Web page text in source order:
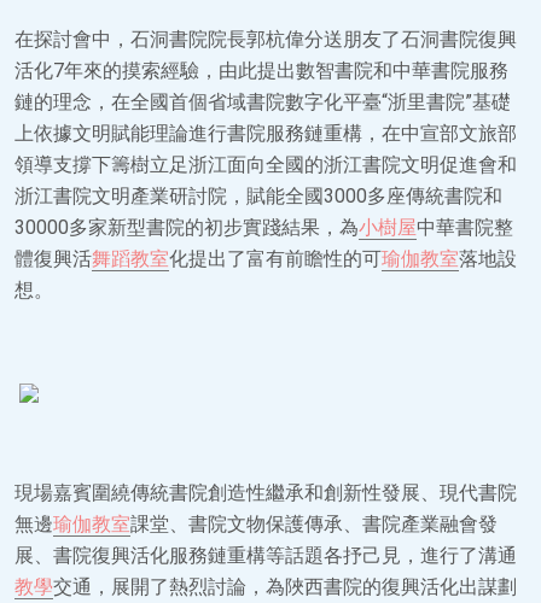
在探討會中，石洞書院院長郭杭偉分送朋友了石洞書院復興
活化7年來的摸索經驗，由此提出數智書院和中華書院服務
鏈的理念，在全國首個省域書院數字化平臺“浙里書院”基礎
上依據文明賦能理論進行書院服務鏈重構，在中宣部文旅部
領導支撐下籌樹立足浙江面向全國的浙江書院文明促進會和
浙江書院文明產業研討院，賦能全國3000多座傳統書院和
30000多家新型書院的初步實踐結果，為小樹屋中華書院整
體復興活舞蹈教室化提出了富有前瞻性的可瑜伽教室落地設
想。
現場嘉賓圍繞傳統書院創造性繼承和創新性發展、現代書院
無邊瑜伽教室課堂、書院文物保護傳承、書院產業融會發
展、書院復興活化服務鏈重構等話題各抒己見，進行了溝通
教學交通，展開了熱烈討論，為陜西書院的復興活化出謀劃